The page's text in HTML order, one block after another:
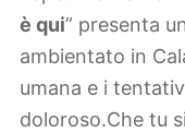
è qui” presenta
ambientato in
umana e i
doloroso.Che tu